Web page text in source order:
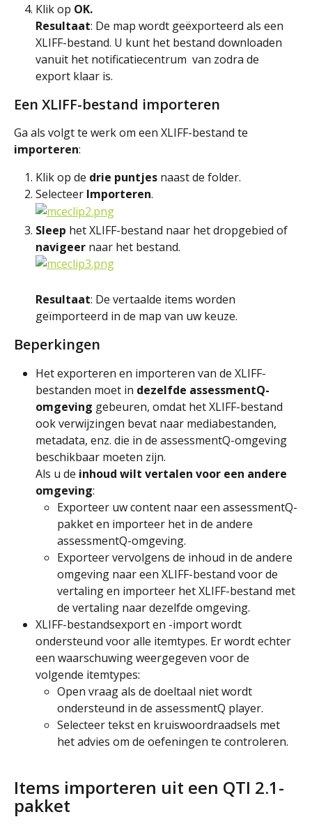
Klik op OK.
Resultaat: De map wordt geëxporteerd als een
XLIFF-bestand. U kunt het bestand downloaden
vanuit het notificatiecentrum van zodra de
export klaar is.
Een XLIFF-bestand importeren
Ga als volgt te werk om een XLIFF-bestand te
importeren:
Klik op de drie puntjes naast de folder.
Selecteer Importeren.
Sleep het XLIFF-bestand naar het dropgebied of
navigeer naar het bestand.
Resultaat: De vertaalde items worden
geïmporteerd in de map van uw keuze.
Beperkingen
Het exporteren en importeren van de XLIFF-
bestanden moet in dezelfde assessmentQ-
omgeving gebeuren, omdat het XLIFF-bestand
ook verwijzingen bevat naar mediabestanden,
metadata, enz. die in de assessmentQ-omgeving
beschikbaar moeten zijn.
Als u de inhoud wilt vertalen voor een andere
omgeving:
Exporteer uw content naar een assessmentQ-
pakket en importeer het in de andere
assessmentQ-omgeving.
Exporteer vervolgens de inhoud in de andere
omgeving naar een XLIFF-bestand voor de
vertaling en importeer het XLIFF-bestand met
de vertaling naar dezelfde omgeving.
XLIFF-bestandsexport en -import wordt
ondersteund voor alle itemtypes. Er wordt echter
een waarschuwing weergegeven voor de
volgende itemtypes:
Open vraag als de doeltaal niet wordt
ondersteund in de assessmentQ player.
Selecteer tekst en kruiswoordraadsels met
het advies om de oefeningen te controleren.
Items importeren uit een QTI 2.1-
pakket